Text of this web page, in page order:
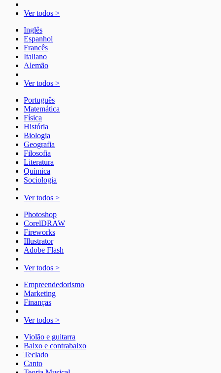
Ver todos >
Inglês
Espanhol
Francês
Italiano
Alemão
Ver todos >
Português
Matemática
Física
História
Biologia
Geografia
Filosofia
Literatura
Química
Sociologia
Ver todos >
Photoshop
CorelDRAW
Fireworks
Illustrator
Adobe Flash
Ver todos >
Empreendedorismo
Marketing
Finanças
Ver todos >
Violão e guitarra
Baixo e contrabaixo
Teclado
Canto